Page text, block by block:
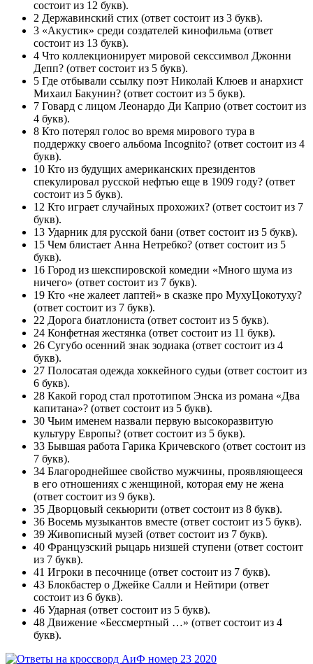
состоит из 12 букв).
2 Державинский стих (ответ состоит из 3 букв).
3 «Акустик» среди создателей кинофильма (ответ
состоит из 13 букв).
4 Что коллекционирует мировой секссимвол Джонни
Депп? (ответ состоит из 5 букв).
5 Где отбывали ссылку поэт Николай Клюев и анархист
Михаил Бакунин? (ответ состоит из 5 букв).
7 Говард с лицом Леонардо Ди Каприо (ответ состоит из
4 букв).
8 Кто потерял голос во время мирового тура в
поддержку своего альбома Incognito? (ответ состоит из 4
букв).
10 Кто из будущих американских президентов
спекулировал русской нефтью еще в 1909 году? (ответ
состоит из 5 букв).
12 Кто играет случайных прохожих? (ответ состоит из 7
букв).
13 Ударник для русской бани (ответ состоит из 5 букв).
15 Чем блистает Анна Нетребко? (ответ состоит из 5
букв).
16 Город из шекспировской комедии «Много шума из
ничего» (ответ состоит из 7 букв).
19 Кто «не жалеет лаптей» в сказке про Муху­Цокотуху?
(ответ состоит из 7 букв).
22 Дорога биатлониста (ответ состоит из 5 букв).
24 Конфетная жестянка (ответ состоит из 11 букв).
26 Сугубо осенний знак зодиака (ответ состоит из 4
букв).
27 Полосатая одежда хоккейного судьи (ответ состоит из
6 букв).
28 Какой город стал прототипом Энска из романа «Два
капитана»? (ответ состоит из 5 букв).
30 Чьим именем назвали первую высокоразвитую
культуру Европы? (ответ состоит из 5 букв).
33 Бывшая работа Гарика Кричевского (ответ состоит из
7 букв).
34 Благороднейшее свойство мужчины, проявляющееся
в его отношениях с женщиной, которая ему не жена
(ответ состоит из 9 букв).
35 Дворцовый секьюрити (ответ состоит из 8 букв).
36 Восемь музыкантов вместе (ответ состоит из 5 букв).
39 Живописный музей (ответ состоит из 7 букв).
40 Французский рыцарь низшей ступени (ответ состоит
из 7 букв).
41 Игроки в песочнице (ответ состоит из 7 букв).
43 Блокбастер о Джейке Салли и Нейтири (ответ
состоит из 6 букв).
46 Ударная (ответ состоит из 5 букв).
48 Движение «Бессмертный …» (ответ состоит из 4
букв).